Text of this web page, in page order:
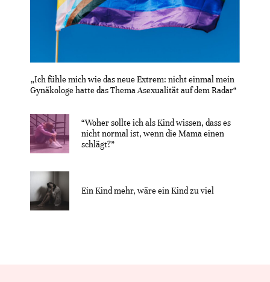
„Ich fühle mich wie das neue Extrem: nicht einmal mein
Gynäkologe hatte das Thema Asexualität auf dem Radar“
“Woher sollte ich als Kind wissen, dass es
nicht normal ist, wenn die Mama einen
schlägt?”
Ein Kind mehr, wäre ein Kind zu viel